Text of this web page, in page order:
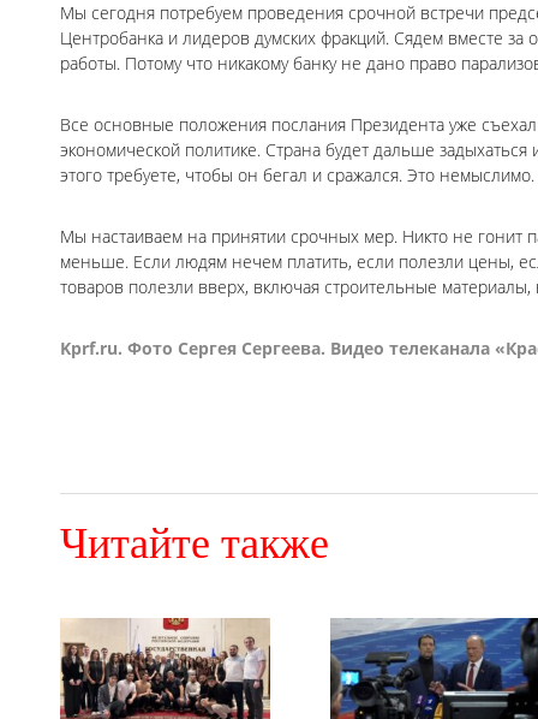
Мы сегодня потребуем проведения срочной встречи
Центробанка и лидеров думских фракций. Сядем вместе
работы. Потому что никакому банку не дано право
Все основные положения послания Президента уже
экономической политике. Страна будет дальше
этого требуете, чтобы он бегал и сражался. Это немыслимо.
Мы настаиваем на принятии срочных мер. Никто не гонит
меньше. Если людям нечем платить, если полезли цены,
товаров полезли вверх, включая строительные материалы,
Kprf.ru. Фото Сергея Сергеева. Видео телеканала
Читайте также